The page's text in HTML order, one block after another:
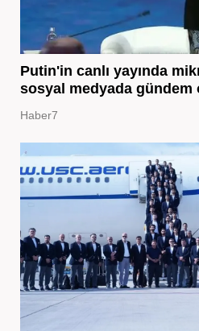
Putin'in canlı yayında
sosyal medyada gündem
Haber7